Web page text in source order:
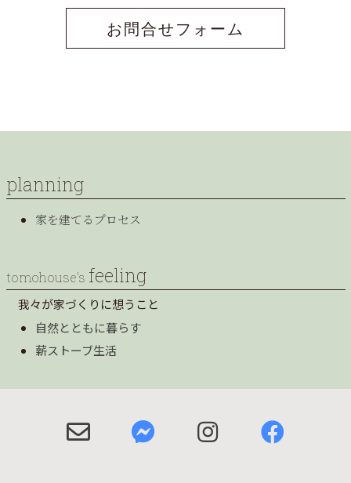
お問合せフォーム
planning
家を建てるプロセス
tomohouse’s feeling
我々が家づくりに想うこと
自然とともに暮らす
薪ストーブ生活